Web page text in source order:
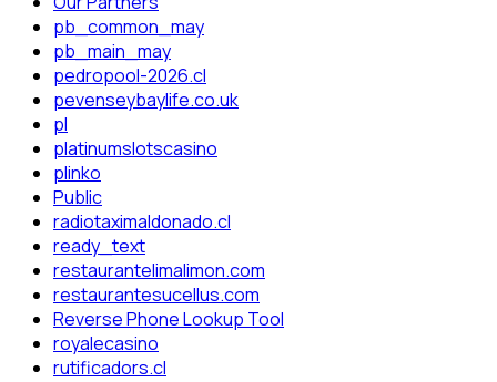
pb_common_may
pb_main_may
pedropool-2026.cl
pevenseybaylife.co.uk
pl
platinumslotscasino
plinko
Public
radiotaximaldonado.cl
ready_text
restaurantelimalimon.com
restaurantesucellus.com
Reverse Phone Lookup Tool
royalecasino
rutificadors.cl